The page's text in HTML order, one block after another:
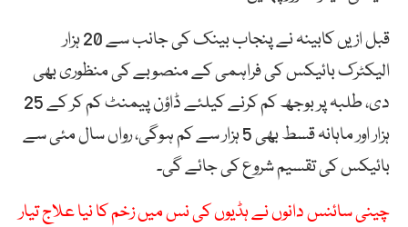
قبل ازیں کابینہ نے پنجاب بینک کی جانب سے 20 ہزار
الیکٹرک بائیکس کی فراہمی کے منصوبے کی منظوری بھی
دی، طلبہ پر بوجھ کم کرنے کیلئے ڈاؤن پیمنٹ کم کر کے 25
ہزار اور ماہانہ قسط بھی 5 ہزار سے کم ہوگی، رواں سال مئی سے
بائیکس کی تقسیم شروع کی جائے گی۔
چینی سائنس دانوں نے ہڈیوں کی نس میں زخم کا نیا علاج تیار